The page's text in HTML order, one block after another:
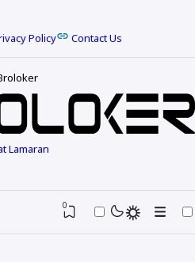
Policy Contact Us
Lamaran
0